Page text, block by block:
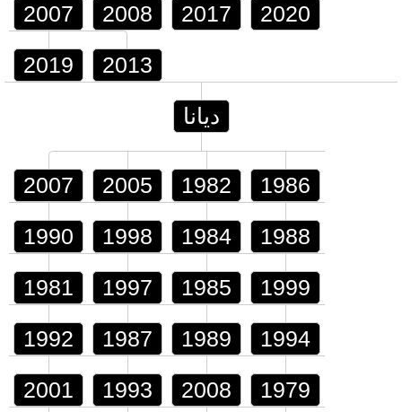
2007 2008 2017 2020
2019 2013
ديانا
2007 2005 1982 1986
1990 1998 1984 1988
1981 1997 1985 1999
1992 1987 1989 1994
2001 1993 2008 1979